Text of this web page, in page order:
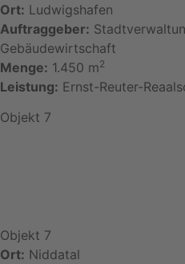
Ort: Ludwigshafen
Auftraggeber:
Gebäudewirtschaft
Menge: 1.450 m2
Leistung: Ernst-Reuter-
Objekt 7
Objekt 7
Ort: Niddatal